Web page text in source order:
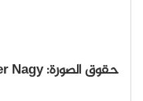
حقوق الصورة: Peter Nagy.